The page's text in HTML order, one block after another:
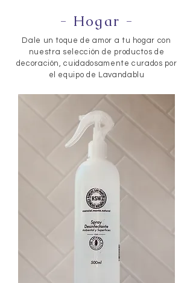
- Hogar -
Dale un toque de amor a tu hogar con
nuestra selección de productos de
decoración, cuidadosamente curados por
el equipo de Lavandablu